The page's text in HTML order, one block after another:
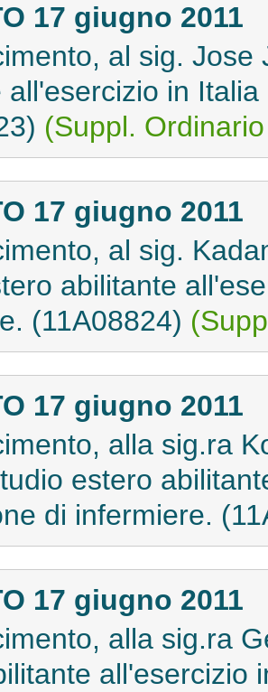
17 giugno 2011
al sig.
all'esercizio in
(Suppl.
17 giugno 2011
al sig.
abilitante
(11A08824)
17 giugno 2011
alla sig.ra
estero
di infermiere.
17 giugno 2011
alla sig.ra
all'esercizio